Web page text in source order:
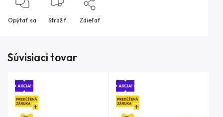
Opýtať sa Strážiť Zdieľať
Súvisiaci tovar